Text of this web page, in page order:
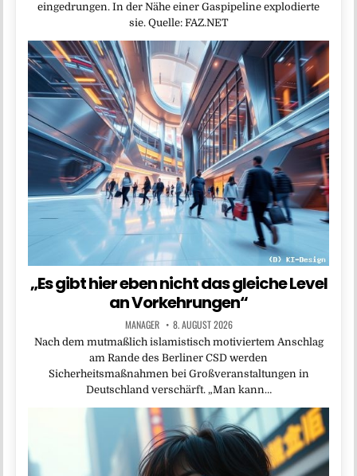
eingedrungen. In der Nähe einer Gaspipeline explodierte
sie. Quelle: FAZ.NET
„Es gibt hier eben nicht das gleiche Level
an Vorkehrungen“
MANAGER 8. AUGUST 2026
Nach dem mutmaßlich islamistisch motiviertem Anschlag
am Rande des Berliner CSD werden
Sicherheitsmaßnahmen bei Großveranstaltungen in
Deutschland verschärft. „Man kann…